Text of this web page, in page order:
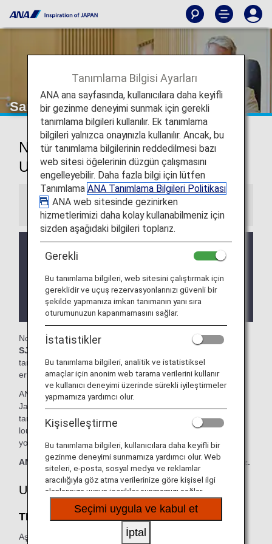
San Jose Havaalanı Lounge'u
Norman Y. Mineta San Jose
Uluslararası Havaalanı Lounge'u
Bilgiler
önceden haber vermeksizin değiştirilebilir.
Lounge'ın yer aldığı ülke veya eyalete bağlı olarak
lounge'a yönelik giriş koşullarıyla ilgili kısıtlamalar
olabilir.
Norman Y. Mineta San Jose Uluslararası Havaalanı'ndaki
SJC'deki Club
tarafından gerçekleştirilen dış hat uçuşlarındaki lounge
erişimine ilişkin kriterleri bulacaksınız.
ANA tarafından gerçekleştirilen bir dış hat uçuşundan
Japonya dışındaki bir havaalanında başka bir hava yolu
tarafından işletilen bir yurt içi uçağa aktarma yaparken
lounge erişim kriterleri farklı olabilir. Lütfen ilgili hava
yolundan lounge erişim kriterlerini onaylayın.
ANA Suite Lounge kuponları bu lounge'da kullanılamaz.
Uygun Müşteriler
THE CLUB at SJC:
Aşağıdaki tablo,
ANA tarafından gerçekleştirilen
Tanımlama Bilgisi Ayarları
ANA ana sayfasında, kullanıcılara daha keyifli
bir gezinme deneyimi sunmak için gerekli
tanımlama bilgileri kullanılır. Ek tanımlama
bilgileri yalnızca onayınızla kullanılır. Ancak, bu
tür tanımlama bilgilerinin reddedilmesi bazı
web sitesi öğelerinin düzgün çalışmasını
engelleyebilir. Daha fazla bilgi için lütfen
Tanımlama ANA Tanımlama Bilgileri Politikası
. ANA web sitesinde gezinirken
hizmetlerimizi daha kolay kullanabilmeniz için
sizden aşağıdaki bilgileri toplarız.
Gerekli
Bu tanımlama bilgileri, web sitesini çalıştırmak için
gereklidir ve uçuş rezervasyonlarınızı güvenli bir
şekilde yapmanıza imkan tanımanın yanı sıra
oturumunuzun kapanmamasını sağlar.
İstatistikler
Bu tanımlama bilgileri, analitik ve istatistiksel
amaçlar için anonim web tarama verilerini kullanır
ve kullanıcı deneyimi üzerinde sürekli iyileştirmeler
yapmamıza yardımcı olur.
Kişiselleştirme
Bu tanımlama bilgileri, kullanıcılara daha keyifli bir
gezinme deneyimi sunmamıza yardımcı olur. Web
siteleri, e-posta, sosyal medya ve reklamlar
aracılığıyla göz atma verilerinize göre kişisel ilgi
alanlarınıza uygun içerikler sunmamızı sağlar.
Seçimi uygula ve kabul et
İptal